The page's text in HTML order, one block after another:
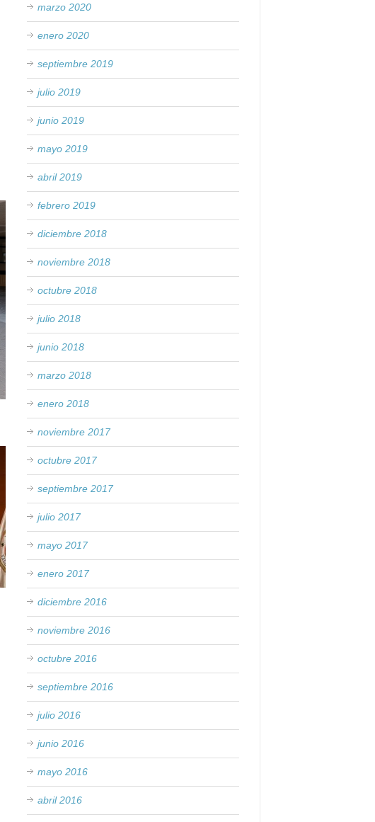
marzo 2020
enero 2020
septiembre 2019
julio 2019
junio 2019
mayo 2019
abril 2019
febrero 2019
diciembre 2018
noviembre 2018
octubre 2018
julio 2018
junio 2018
marzo 2018
enero 2018
noviembre 2017
octubre 2017
septiembre 2017
julio 2017
mayo 2017
enero 2017
diciembre 2016
noviembre 2016
octubre 2016
septiembre 2016
julio 2016
junio 2016
mayo 2016
abril 2016